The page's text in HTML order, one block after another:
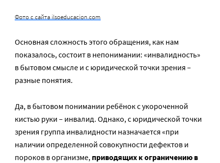
Фото с сайта ilsoeducacion.com
Основная сложность этого обращения, как нам
показалось, состоит в непонимании: «инвалидность»
в бытовом смысле и с юридической точки зрения –
разные понятия.
Да, в бытовом понимании ребёнок с укороченной
кистью руки – инвалид. Однако, с юридической точки
зрения группа инвалидности назначается «при
наличии определенной совокупности дефектов и
пороков в организме, приводящих к ограничению в